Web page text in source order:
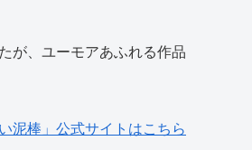
が、ユーモアあふれる作品
泥棒」公式サイトはこちら